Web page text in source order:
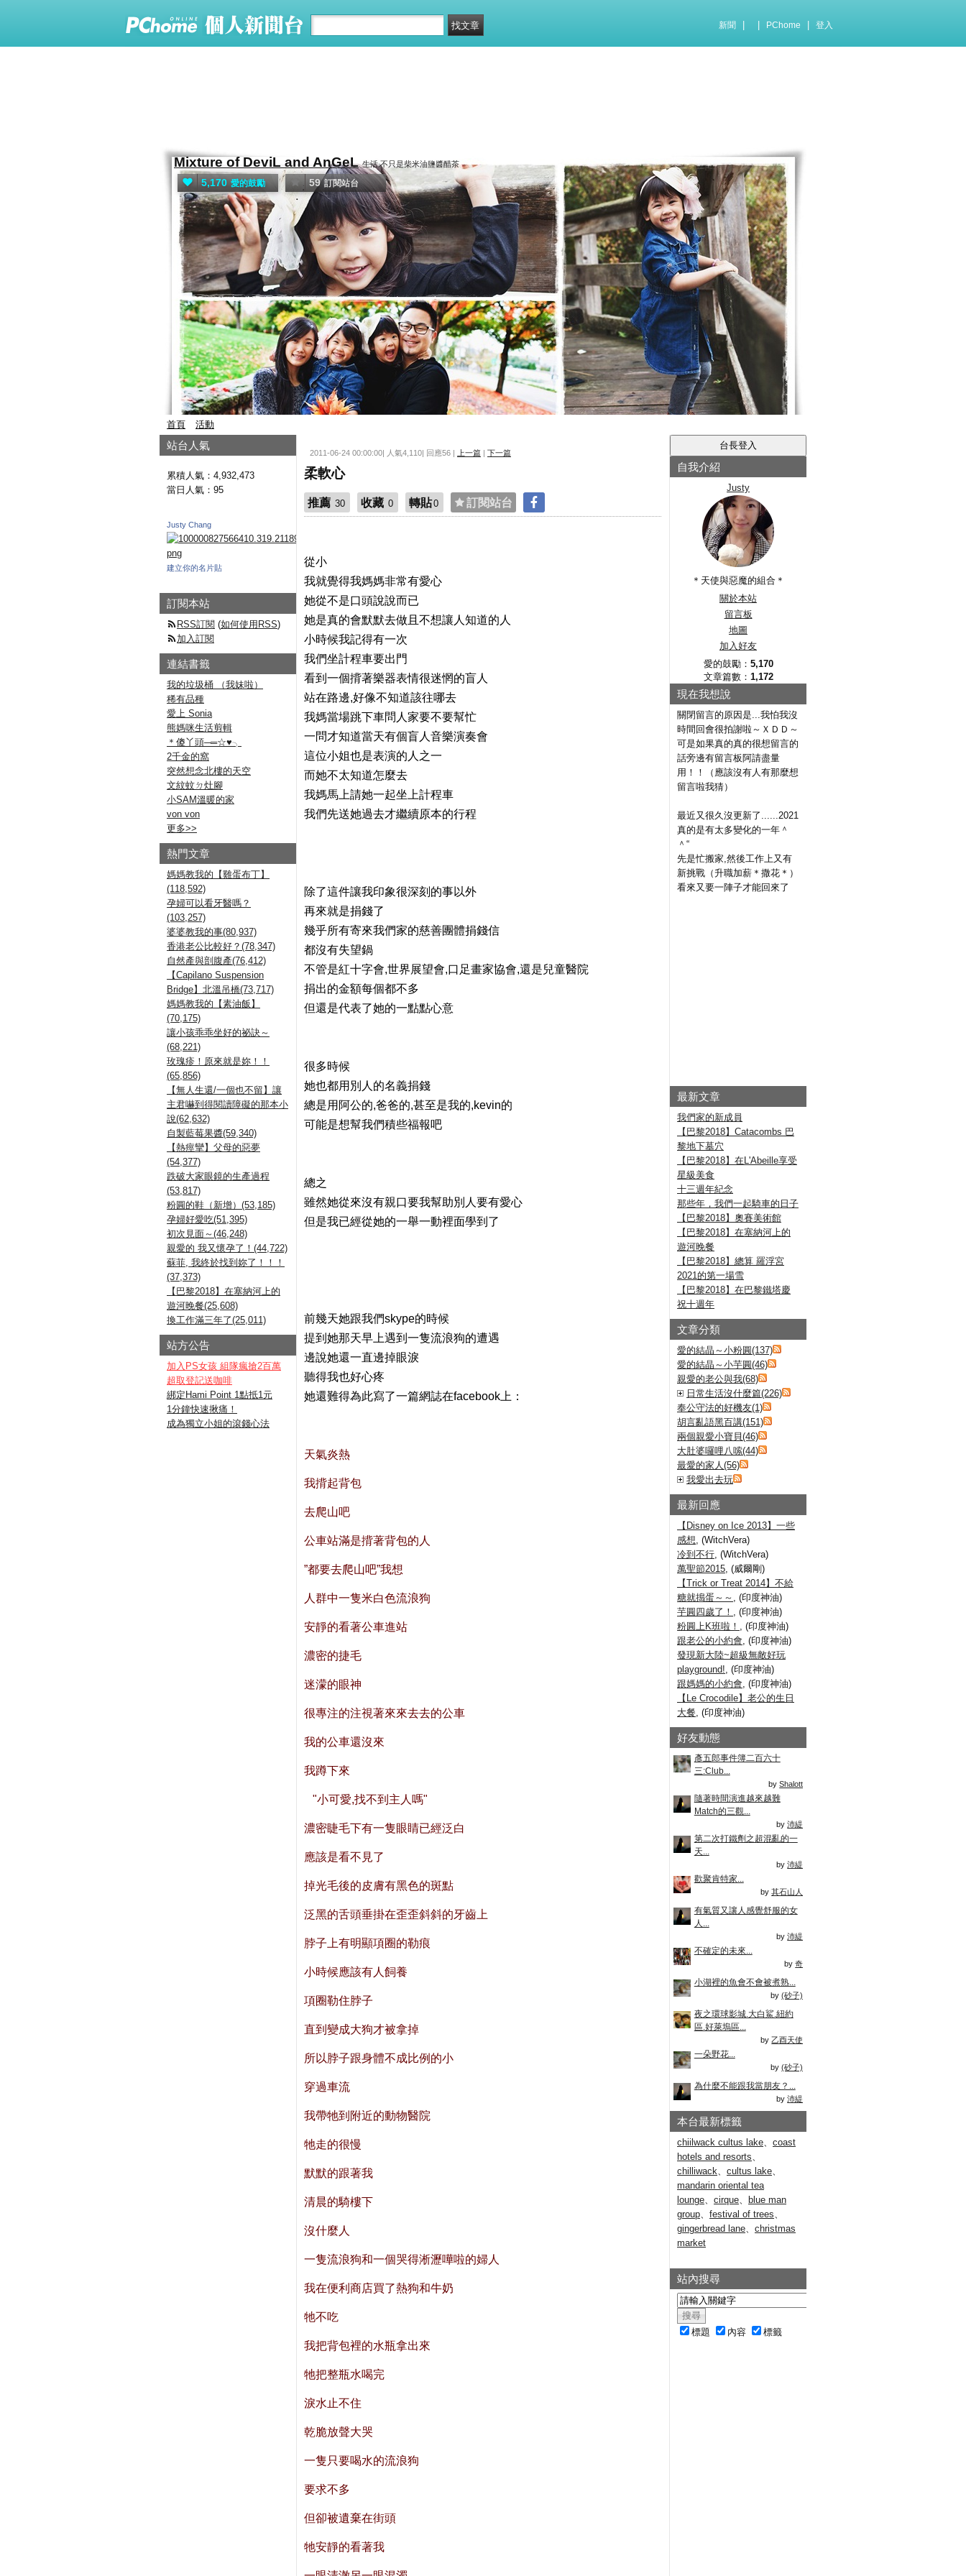
新聞 PChome 登入
Mixture of DeviL and AnGeL 生活,不只是柴米油鹽醬醋茶
5,170 愛的鼓勵 59 訂閱站台
首頁 活動
2011-06-24 00:00:00| 人氣4,110| 回應56 | 上一篇 | 下一篇
柔軟心
推薦 30 收藏 0 轉貼0 訂閱站台
從小
我就覺得我媽媽非常有愛心
她從不是口頭說說而已
她是真的會默默去做且不想讓人知道的人
小時候我記得有一次
我們坐計程車要出門
看到一個揹著樂器表情很迷惘的盲人
站在路邊,好像不知道該往哪去
我媽當場跳下車問人家要不要幫忙
一問才知道當天有個盲人音樂演奏會
這位小姐也是表演的人之一
而她不太知道怎麼去
我媽馬上請她一起坐上計程車
我們先送她過去才繼續原本的行程
除了這件讓我印象很深刻的事以外
再來就是捐錢了
幾乎所有寄來我們家的慈善團體捐錢信
都沒有失望鍋
不管是紅十字會,世界展望會,口足畫家協會,還是兒童醫院
捐出的金額每個都不多
但還是代表了她的一點點心意
很多時候
她也都用別人的名義捐錢
總是用阿公的,爸爸的,甚至是我的,kevin的
可能是想幫我們積些福報吧
總之
雖然她從來沒有親口要我幫助別人要有愛心
但是我已經從她的一舉一動裡面學到了
前幾天她跟我們skype的時候
提到她那天早上遇到一隻流浪狗的遭遇
邊說她還一直邊掉眼淚
聽得我也好心疼
她還難得為此寫了一篇網誌在facebook上：
天氣炎熱
我揹起背包
去爬山吧
公車站滿是揹著背包的人
”都要去爬山吧”我想
人群中一隻米白色流浪狗
安靜的看著公車進站
濃密的捷毛
迷濛的眼神
很專注的注視著來來去去的公車
我的公車還沒來
我蹲下來
"小可愛,找不到主人嗎"
濃密睫毛下有一隻眼睛已經泛白
應該是看不見了
掉光毛後的皮膚有黑色的斑點
泛黑的舌頭垂掛在歪歪斜斜的牙齒上
脖子上有明顯項圈的勒痕
小時候應該有人飼養
項圈勒住脖子
直到變成大狗才被拿掉
所以脖子跟身體不成比例的小
穿過車流
我帶牠到附近的動物醫院
牠走的很慢
默默的跟著我
清晨的騎樓下
沒什麼人
一隻流浪狗和一個哭得淅瀝嘩啦的婦人
我在便利商店買了熱狗和牛奶
牠不吃
我把背包裡的水瓶拿出來
牠把整瓶水喝完
淚水止不住
乾脆放聲大哭
一隻只要喝水的流浪狗
要求不多
但卻被遺棄在街頭
牠安靜的看著我
自我介紹
Justy
＊天使與惡魔的組合＊
關於本站
留言板
地圖
加入好友
愛的鼓勵： 5,170
文章篇數： 1,172
現在我想說
關閉留言的原因是...我怕我沒
時間回會很拍謝啦～ＸＤＤ～
可是如果真的真的很想留言的
話旁邊有留言板阿請盡量
用！！（應該沒有人有那麼想
留言啦我猜）
最近又很久沒更新了......2021
真的是有太多變化的一年＾
＾“
先是忙搬家,然後工作上又有
新挑戰（升職加薪＊撒花＊）
看來又要一陣子才能回來了
最新文章
我們家的新成員
【巴黎2018】Catacombs 巴
黎地下墓穴
【巴黎2018】在L'Abeille享受
星級美食
十三週年紀念
那些年，我們一起騎車的日子
【巴黎2018】奧賽美術館
【巴黎2018】在塞納河上的
遊河晚餐
【巴黎2018】總算 羅浮宮
2021的第一場雪
【巴黎2018】在巴黎鐵塔慶
祝十週年
文章分類
愛的結晶～小粉圓(137)
愛的結晶～小芋圓(46)
親愛的老公與我(68)
日常生活沒什麼篇(226)
奉公守法的好機友(1)
胡言亂語黑百講(151)
兩個親愛小寶貝(46)
大肚婆囉哩八嗦(44)
最愛的家人(56)
我愛出去玩
最新回應
【Disney on Ice 2013】一些
感想, (WitchVera)
冷到不行, (WitchVera)
萬聖節2015, (威爾剛)
【Trick or Treat 2014】不給
糖就搗蛋～～ , (印度神油)
芋圓四歲了！ , (印度神油)
粉圓上K班啦！ , (印度神油)
跟老公的小約會, (印度神油)
發現新大陸~超級無敵好玩
playground!, (印度神油)
跟媽媽的小約會, (印度神油)
【Le Crocodile】老公的生日
大餐, (印度神油)
好友動態
彥五郎事件簿二百六十
三:Club...
byShalott
隨著時間演進越來越難
Match的三觀...
by沛緹
第二次打鐵劑之超混亂的一
天...
by沛緹
歡聚肯特家...
by其石山人
有氣質又讓人感覺舒服的女
人...
by沛緹
不確定的未來...
by奇
小湖裡的魚會不會被煮熟...
by(砂子)
夜之環球影城.大白鯊.紐約
區.好萊塢區...
by乙酉天使
一朵野花...
by(砂子)
為什麼不能跟我當朋友？...
by沛緹
本台最新標籤
chiilwack cultus lake、 coast
hotels and resorts、
chilliwack、 cultus lake、
mandarin oriental tea
lounge、 cirque、
blue man
group、 festival of trees、
gingerbread lane、 christmas
market
站內搜尋
標題 內容 標籤
站台人氣
累積人氣： 4,932,473
當日人氣： 95
Justy Chang
建立你的名片貼
訂閱本站
RSS訂閱 (如何使用RSS)
加入訂閱
連結書籤
我的垃圾桶 （我妹啦）
稀有品種
愛上 Sonia
熊媽咪生活剪輯
＊傻丫頭─═☆♥╮
2千金的窩
突然想念北樓的天空
文紋蚊ㄉ灶腳
小SAM溫暖的家
von von
更多>>
熱門文章
媽媽教我的【雞蛋布丁】
(118,592)
孕婦可以看牙醫嗎？
(103,257)
婆婆教我的事(80,937)
香港老公比較好？(78,347)
自然產與剖腹產(76,412)
【Capilano Suspension
Bridge】北溫吊橋(73,717)
媽媽教我的【素油飯】
(70,175)
讓小孩乖乖坐好的祕訣～
(68,221)
玫瑰疹！原來就是妳！！
(65,856)
【無人生還/一個也不留】讓
主君嚇到得閱讀障礙的那本小
說(62,632)
自製藍莓果醬(59,340)
【熱痙攣】父母的惡夢
(54,377)
跌破大家眼鏡的生產過程
(53,817)
粉圓的鞋（新增）(53,185)
孕婦好愛吃(51,395)
初次見面～(46,248)
親愛的 我又懷孕了！(44,722)
蘇菲, 我終於找到妳了！！！
(37,373)
【巴黎2018】在塞納河上的
遊河晚餐(25,608)
換工作滿三年了(25,011)
站方公告
加入PS女孩 組隊瘋搶2百萬
超取登記送咖啡
綁定Hami Point 1點抵1元
1分鐘快速揪痛！
成為獨立小姐的滾錢心法